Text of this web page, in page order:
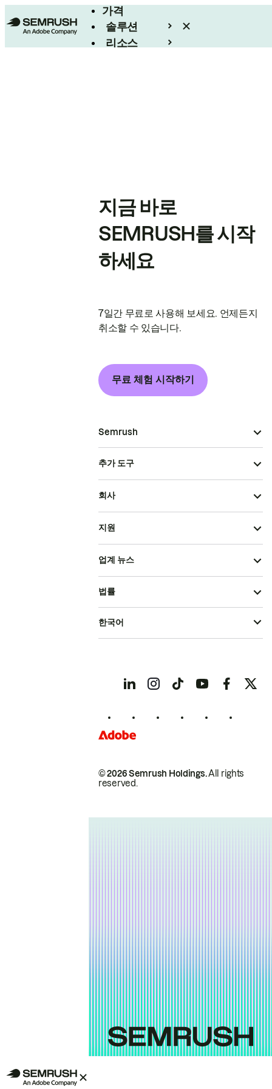
가격
솔루션
리소스
지금 바로
SEMRUSH를 시작
하세요
7일간 무료로 사용해 보세요. 언제든지
취소할 수 있습니다.
무료 체험 시작하기
Semrush
추가 도구
회사
지원
업계 뉴스
© 2026 Semrush Holdings.All rights
reserved.
법률
한국어